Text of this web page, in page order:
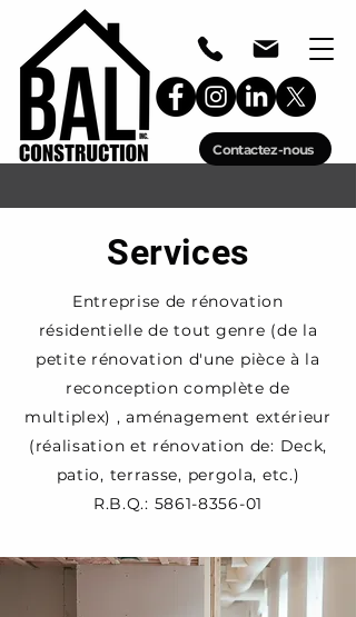
Contactez-nous
Services
Entreprise de rénovation
résidentielle de tout genre (de la
petite rénovation d'une pièce à la
reconception complète de
multiplex) , aménagement extérieur
(réalisation et rénovation de: Deck,
patio, terrasse, pergola, etc.)
R.B.Q.: 5861-8356-01